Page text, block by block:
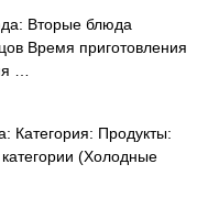
Вторые блюда
Время приготовления
…
Категория: Продукты:
(Холодные